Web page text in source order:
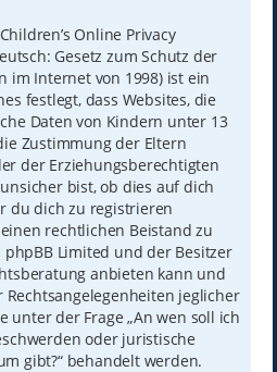
Online Privacy
Gesetz zum Schutz der
im Internet von 1998) ist ein
festlegt, dass Websites, die
Daten von Kindern unter 13
Zustimmung der Eltern
der Erziehungsberechtigten
bist, ob dies auf dich
du dich zu registrieren
rechtlichen Beistand zu
phpBB Limited und der Besitzer
anbieten kann und
jeglicher
unter der Frage „An wen soll ich
oder juristische
gibt?“ behandelt werden.